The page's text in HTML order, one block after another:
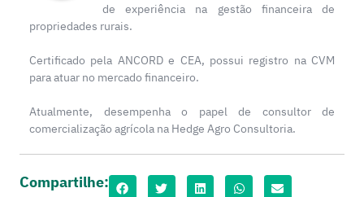
de experiência na gestão financeira de
propriedades rurais.
Certificado pela ANCORD e CEA, possui registro na CVM
para atuar no mercado financeiro.
Atualmente, desempenha o papel de consultor de
comercialização agrícola na Hedge Agro Consultoria.
Compartilhe: